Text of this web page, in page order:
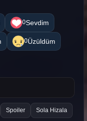
0Sevdim
0Üzüldüm
Spoiler Sola Hizala